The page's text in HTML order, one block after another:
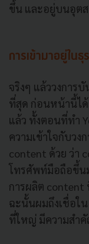
ขึ้น และอยู่บนอุต
การเข้ามาอยู่ใน
จริงๆ แล้ววงการ
ที่สุด ก่อนหน้านี้ไ
แล้ว ทั้งตอนที่ทำ
ความเข้าใจกับว
content ด้วย ว่า
โทรศัพท์มือถือขึ้น
การผลิต content
ฉะนั้นผมถึงเชื่อใ
ที่ใหญ่ มีความสำ